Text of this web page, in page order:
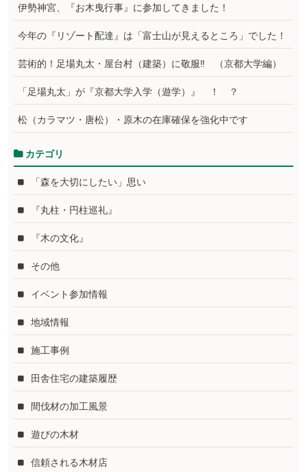
伊勢神宮、『お木曳行事』に参加してきました！
今年の『リゾート配達』は「富士山が見えるところ」でした！
芸術的！足場丸太・屋台村（建築）に敬服‼ （京都大学編）
「足場丸太」が『京都大学入学（遊学）』 ！ ？
松（カラマツ・唐松）・原木の在庫確保を強化中です
カテゴリ
「森を大切にしたい」思い
『丸柱・円柱巡礼』
『木の文化』
その他
イベント参加情報
地域情報
施工事例
田舎住宅の建築履歴
間伐材の加工風景
遊びの木材
信頼される木材店